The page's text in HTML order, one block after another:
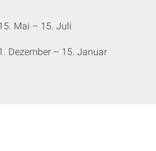
Mai – 15. Juli
Dezember – 15. Januar